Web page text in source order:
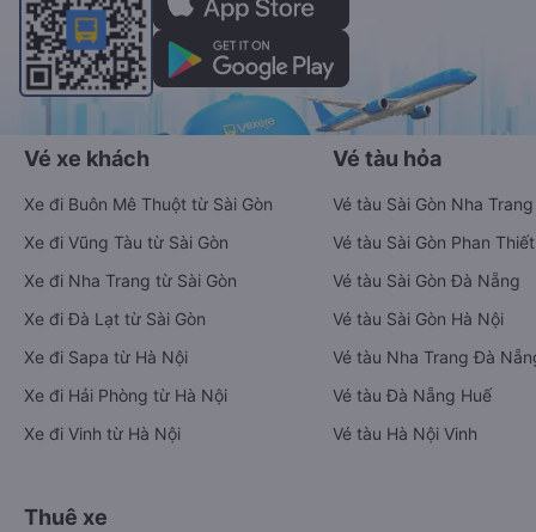
Vé xe khách
Xe đi Buôn Mê Thuột từ Sài Gòn
Xe đi Vũng Tàu từ Sài Gòn
Xe đi Nha Trang từ Sài Gòn
Xe đi Đà Lạt từ Sài Gòn
Xe đi Sapa từ Hà Nội
Xe đi Hải Phòng từ Hà Nội
Xe đi Vinh từ Hà Nội
Vé tàu hỏa
Vé tàu Sài Gòn Nha Trang
Vé tàu Sài Gòn Phan Thiết
Vé tàu Sài Gòn Đà Nẵng
Vé tàu Sài Gòn Hà Nội
Vé tàu Nha Trang Đà
Vé tàu Đà Nẵng Huế
Vé tàu Hà Nội Vinh
Thuê xe